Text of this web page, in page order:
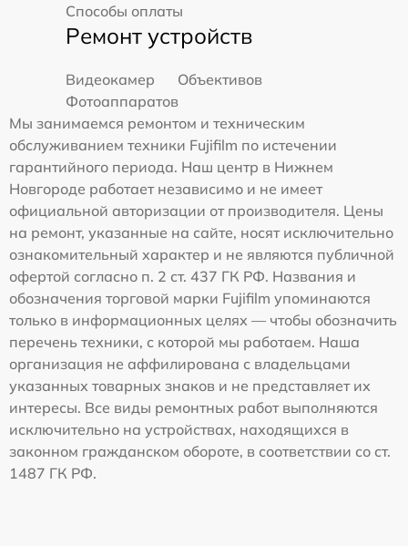
Способы оплаты
Ремонт устройств
Видеокамер
Объективов
Фотоаппаратов
Мы занимаемся ремонтом и техническим
обслуживанием техники Fujifilm по истечении
гарантийного периода. Наш центр в Нижнем
Новгороде работает независимо и не имеет
официальной авторизации от производителя. Цены
на ремонт, указанные на сайте, носят исключительно
ознакомительный характер и не являются публичной
офертой согласно п. 2 ст. 437 ГК РФ. Названия и
обозначения торговой марки Fujifilm упоминаются
только в информационных целях — чтобы обозначить
перечень техники, с которой мы работаем. Наша
организация не аффилирована с владельцами
указанных товарных знаков и не представляет их
интересы. Все виды ремонтных работ выполняются
исключительно на устройствах, находящихся в
законном гражданском обороте, в соответствии со ст.
1487 ГК РФ.